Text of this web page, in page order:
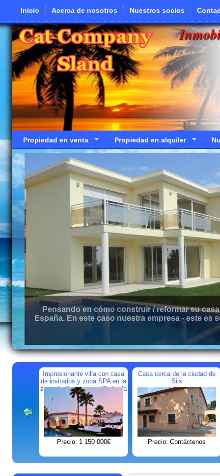
Pasar al contenido principal
Inicio Acerca de nosotros Nuestros socios
Propiedad en venta Propiedad en alquiler
Pensando en cómo construir / reformar su
España. En este caso nuestra empresa - este es
Impresionante villa con casa
de invitados y zona SPA en la
zona de Campoamor (Orihuela
Costa)
Precio: 1 150 000€
Casa cerca de la ciudad de
Sils
Precio: Contáctenos